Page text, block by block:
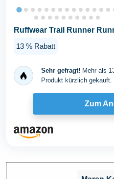
Ruffwear Trail Runner
13 % Rabatt
Sehr gefragt! Mehr als
Produkt kürzlich gekauft.
Zum